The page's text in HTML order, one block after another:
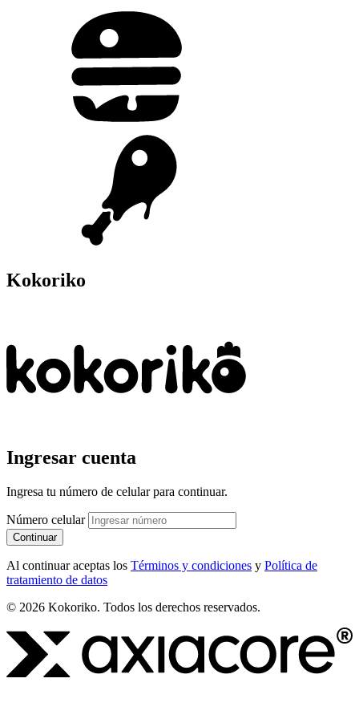
Kokoriko
Ingresar cuenta
Ingresa tu número de celular para continuar.
Número celular
Continuar
Al continuar aceptas los Términos y condiciones y Política de
tratamiento de datos
© 2026 Kokoriko. Todos los derechos reservados.